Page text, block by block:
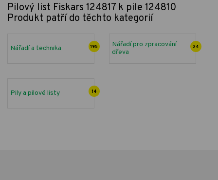
Pilový list Fiskars 124817 k pile 124810
Produkt patří do těchto kategorií
Nářadí a technika 195
Nářadí pro zpracování
dřeva
24
Pily a pilové listy 14